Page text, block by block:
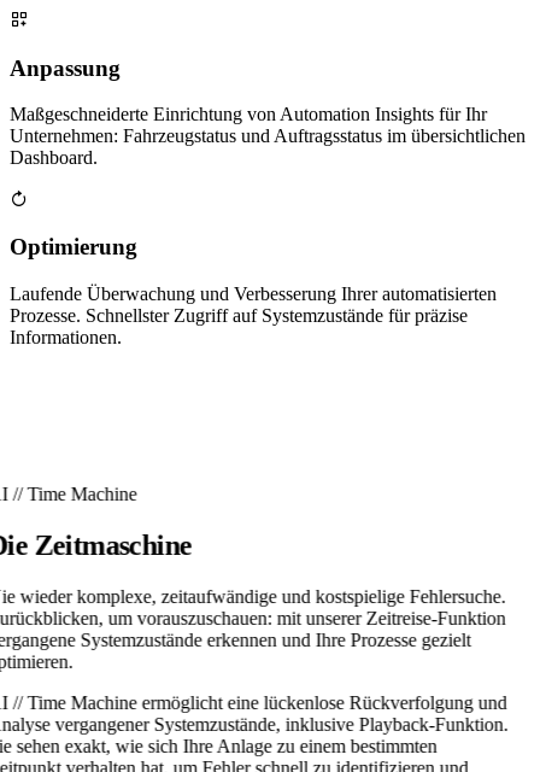
Anpassung
Maßgeschneiderte Einrichtung von Automation Insights für Ihr
Unternehmen: Fahrzeugstatus und Auftragsstatus im übersichtlichen
Dashboard.
Optimierung
Laufende Überwachung und Verbesserung Ihrer automatisierten
Prozesse. Schnellster Zugriff auf Systemzustände für präzise
Informationen.
// Time Machine
Zeitmaschine
wieder komplexe, zeitaufwändige und kostspielige Fehlersuche.
um vorauszuschauen: mit unserer Zeitreise-Funktion
Systemzustände erkennen und Ihre Prozesse gezielt
// Time Machine ermöglicht eine lückenlose Rückverfolgung und
vergangener Systemzustände, inklusive Playback-Funktion.
sehen exakt, wie sich Ihre Anlage zu einem bestimmten
verhalten hat, um Fehler schnell zu identifizieren und